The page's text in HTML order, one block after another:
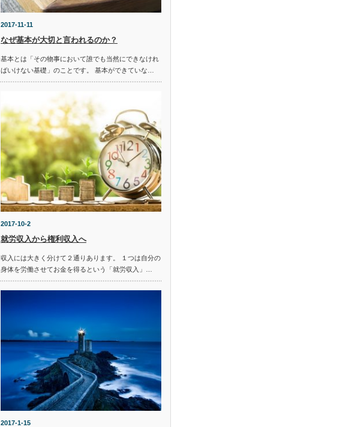
2017-11-11
なぜ基本が大切と言われるのか？
基本とは「その物事において誰でも当然にできなけれ
ばいけない基礎」のことです。 基本ができていな…
2017-10-2
就労収入から権利収入へ
収入には大きく分けて２通りあります。 １つは自分の
身体を労働させてお金を得るという「就労収入」…
2017-1-15